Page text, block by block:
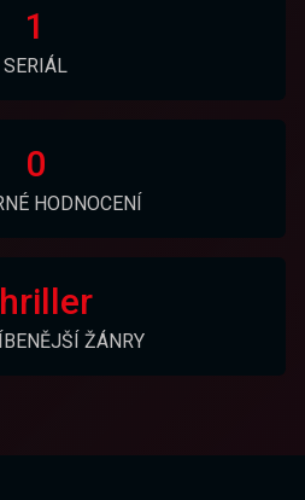
1
SERIÁL
0
HODNOCENÍ
ŽÁNRY